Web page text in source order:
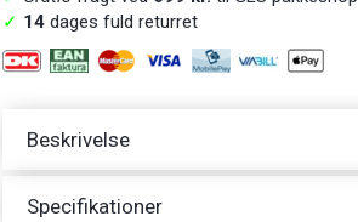
✓ 14dages fuld returret
Beskrivelse
Specifikationer